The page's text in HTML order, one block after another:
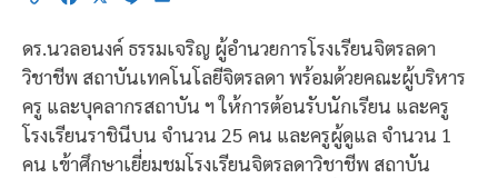
ดร.นวลอนงค์ ธรรมเจริญ ผู้อำนวยการโรงเรียนจิตรลดา
วิชาชีพ สถาบันเทคโนโลยีจิตรลดา พร้อมด้วยคณะผู้บริหาร
ครู และบุคลากรสถาบัน ฯ ให้การต้อนรับนักเรียน และครู
โรงเรียนราชินีบน จำนวน 25 คน และครูผู้ดูแล จำนวน 1
คน เข้าศึกษาเยี่ยมชมโรงเรียนจิตรลดาวิชาชีพ สถาบัน